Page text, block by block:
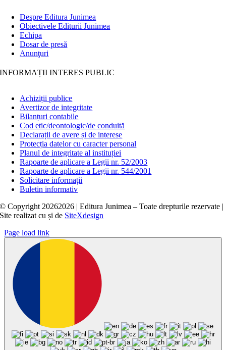
Despre Editura Junimea
Obiectivele Editurii Junimea
Echipa
Dosar de presă
Anunţuri
INFORMAȚII INTERES PUBLIC
Achiziții publice
Avertizor de integritate
Bilanțuri contabile
Cod etic/deontologic/de conduită
Declarații de avere și de interese
Protecția datelor cu caracter personal
Planul de integritate al instituției
Rapoarte de aplicare a Legii nr. 52/2003
Rapoarte de aplicare a Legii nr. 544/2001
Solicitare informații
Buletin informativ
© Copyright 20262026 | Editura Junimea – Toate drepturile rezervate |
Site realizat cușide SiteXdesign
Page load link